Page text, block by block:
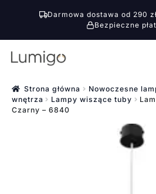
Darmowa dostawa od 290 zł
Bezpieczne
Przejdź
nawigacji
Przejdź
treści Strona główna
Nowoczesne
wnętrza
Lampy wiszące tuby
Czarny – 6840